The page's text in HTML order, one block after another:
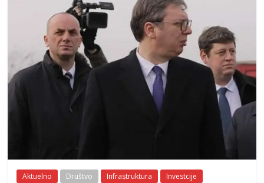
Aktuelno Društvo Infrastruktura Investcije